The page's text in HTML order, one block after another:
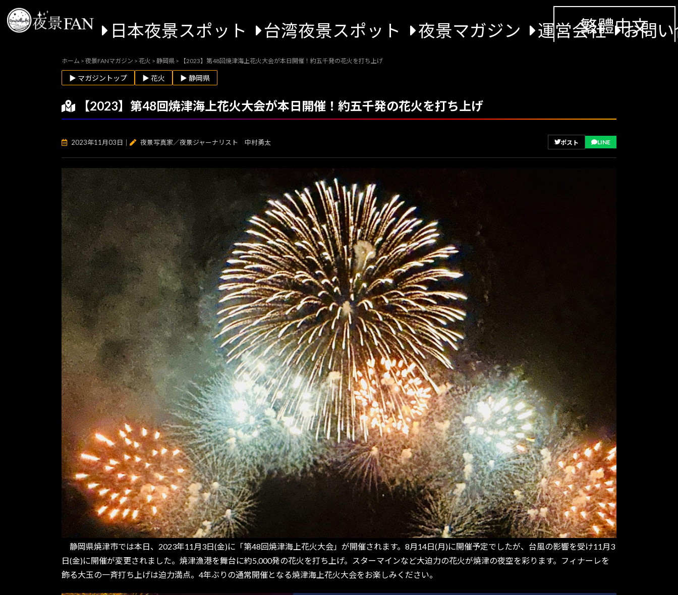
日本夜景スポット 台湾夜景スポット 夜景マガジン 運営会社 お問
繁體中文
ホーム > 夜景FANマガジン > 花火 > 静岡県 > 【2023】第48回焼津海上花火大会が本日開催！約五千発の花火を打ち上げ
▶ マガジントップ ▶ 花火 ▶ 静岡県
【2023】第48回焼津海上花火大会が本日開催！約五千発の花火を打ち上げ
2023年11月03日 夜景写真家／夜景ジャーナリスト 中村勇太 ポスト LINE
静岡県焼津市では本日、2023年11月3日(金)に「第48回焼津海上花火大会」が開催されます。8月14日(月)に開催予定でしたが、台風の影響を受け11月3
日(金)に開催が変更されました。焼津漁港を舞台に約5,000発の花火を打ち上げ。スターマインなど大迫力の花火が焼津の夜空を彩ります。フィナーレを
飾る大玉の一斉打ち上げは迫力満点。4年ぶりの通常開催となる焼津海上花火大会をお楽しみください。